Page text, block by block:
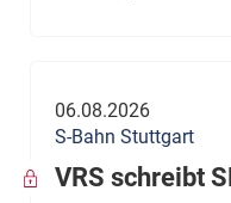
06.08.2026
S-Bahn Stuttgart
VRS schreibt